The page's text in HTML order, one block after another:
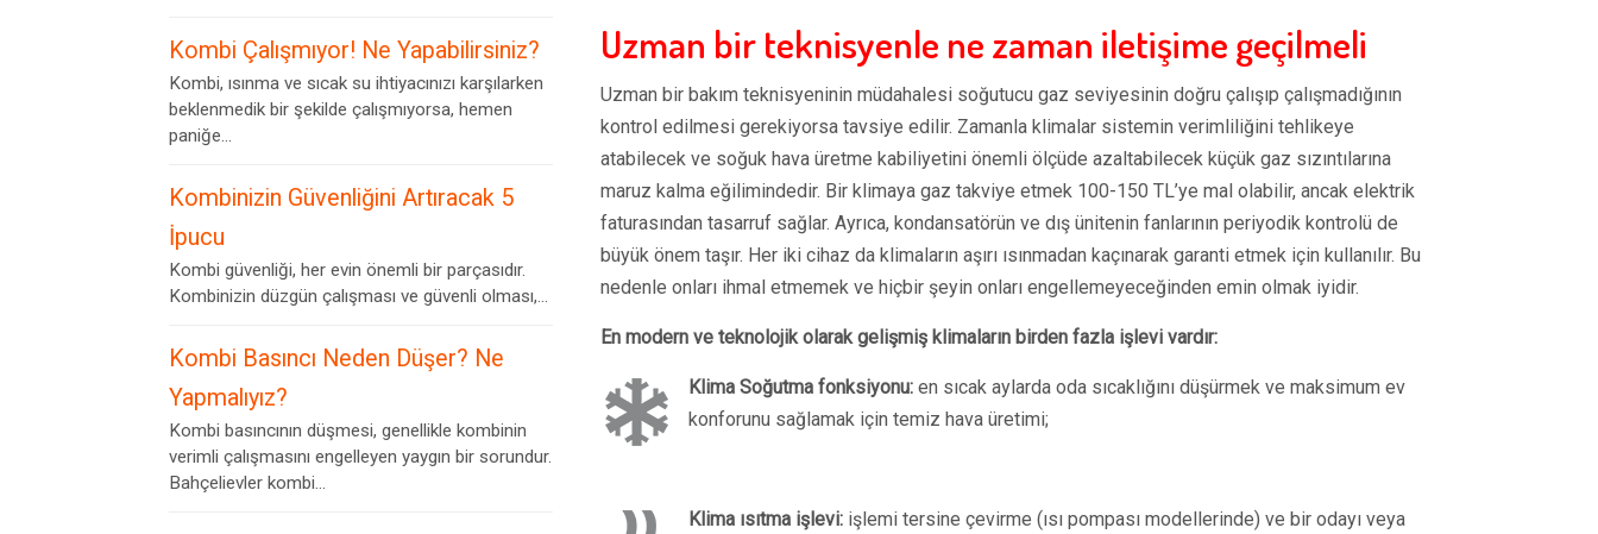
Uzman bir teknisyenle ne zaman iletişime geçilmeli
Uzman bir bakım teknisyeninin müdahalesi soğutucu gaz seviyesinin doğru çalışıp çalışmadığının
kontrol edilmesi gerekiyorsa tavsiye edilir. Zamanla klimalar sistemin verimliliğini tehlikeye
atabilecek ve soğuk hava üretme kabiliyetini önemli ölçüde azaltabilecek küçük gaz sızıntılarına
maruz kalma eğilimindedir. Bir klimaya gaz takviye etmek 100-150 TL’ye mal olabilir, ancak elektrik
faturasından tasarruf sağlar. Ayrıca, kondansatörün ve dış ünitenin fanlarının periyodik kontrolü de
büyük önem taşır. Her iki cihaz da klimaların aşırı ısınmadan kaçınarak garanti etmek için kullanılır. Bu
nedenle onları ihmal etmemek ve hiçbir şeyin onları engellemeyeceğinden emin olmak iyidir.
En modern ve teknolojik olarak gelişmiş klimaların birden fazla işlevi vardır:
Klima Soğutma fonksiyonu: en sıcak aylarda oda sıcaklığını düşürmek ve maksimum ev
konforunu sağlamak için temiz hava üretimi;
Klima ısıtma işlevi: işlemi tersine çevirme (ısı pompası modellerinde) ve bir odayı veya
Kombi Çalışmıyor! Ne Yapabilirsiniz?
Kombi, ısınma ve sıcak su ihtiyacınızı karşılarken
beklenmedik bir şekilde çalışmıyorsa, hemen
paniğe...
Kombinizin Güvenliğini Artıracak 5
İpucu
Kombi güvenliği, her evin önemli bir parçasıdır.
Kombinizin düzgün çalışması ve güvenli olması,...
Kombi Basıncı Neden Düşer? Ne
Yapmalıyız?
Kombi basıncının düşmesi, genellikle kombinin
verimli çalışmasını engelleyen yaygın bir sorundur.
Bahçelievler kombi...